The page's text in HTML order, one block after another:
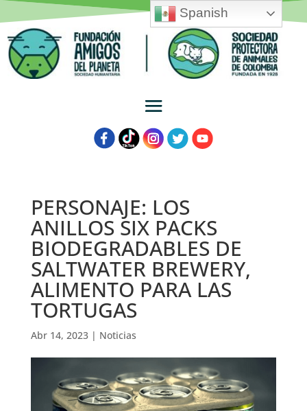
PERSONAJE: LOS
ANILLOS SIX PACKS
BIODEGRADABLES DE
SALTWATER BREWERY,
ALIMENTO PARA LAS
TORTUGAS
Abr 14, 2023| Noticias
Spanish